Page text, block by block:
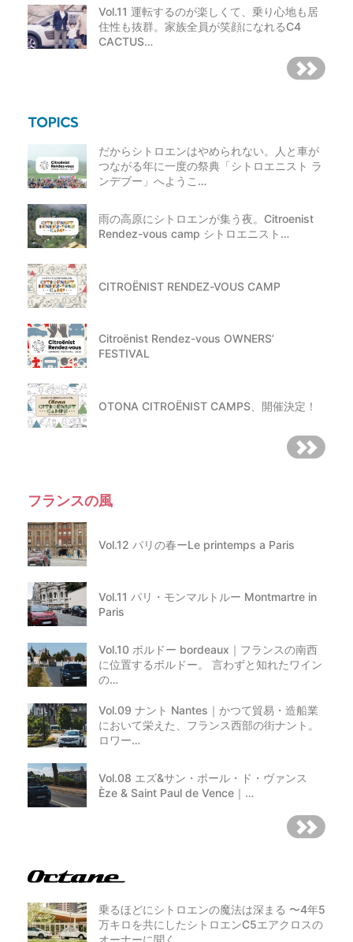
Vol.11 運転するのが楽しくて、乗り心地も居
住性も抜群。家族全員が笑顔になれるC4
CACTUS…
だからシトロエンはやめられない。人と車が
つながる年に一度の祭典「シトロエニスト ラ
ンデブー」へようこ…
雨の高原にシトロエンが集う夜。Citroenist
Rendez-vous camp シトロエニスト…
CITROËNIST RENDEZ-VOUS CAMP
Citroënist Rendez-vous OWNERS’
FESTIVAL
OTONA CITROËNIST CAMPS、開催決定！
フランスの風
Vol.12 パリの春ーLe printemps a Paris
Vol.11 パリ・モンマルトルー Montmartre in
Paris
Vol.10 ボルドー bordeaux｜フランスの南西
に位置するボルドー。 言わずと知れたワイン
の…
Vol.09 ナント Nantes｜かつて貿易・造船業
において栄えた、フランス西部の街ナント。
ロワー…
Vol.08 エズ&サン・ポール・ド・ヴァンス
Èze & Saint Paul de Vence｜…
乗るほどにシトロエンの魔法は深まる 〜4年5
万キロを共にしたシトロエンC5エアクロスの
オーナーに聞く